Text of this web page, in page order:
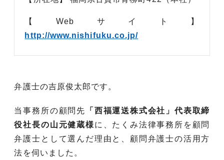
【Webサイト】
http://www.nishifuku.co.jp/
弁護士の吉原俊太郎です。
当事務所の顧問先
「西福運送株式会社」代表取締
役社長の山元健蔵様に、たくみ法律事務所を顧問
弁護士として選んだ理由と、顧問弁護士の活用方
法を伺いました。